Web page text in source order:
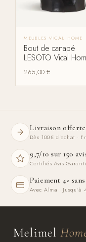
MEUBLES VICAL HOME
Bout de canapé
LESOTO Vical
265,00€
Livraison offerte
Dès 100€ d'achat ·
9,7/10 sur 150
Certifiés Avis
Paiement 4×
Avec Alma · Jusqu'à
Melimel